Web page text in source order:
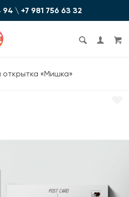
94 \ +7 981 756 6З З2
открытка «Мишка»